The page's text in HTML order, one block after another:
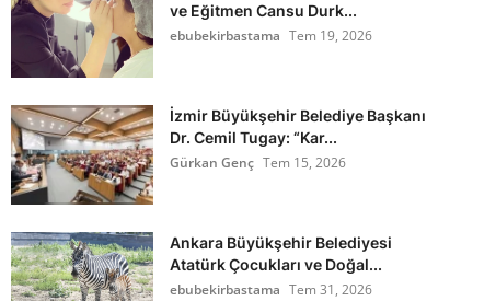
ve Eğitmen Cansu Durk...
ebubekirbastama Tem 19, 2026
İzmir Büyükşehir Belediye Başkanı
Dr. Cemil Tugay: “Kar...
Gürkan Genç Tem 15, 2026
Ankara Büyükşehir Belediyesi
Atatürk Çocukları ve Doğal...
ebubekirbastama Tem 31, 2026